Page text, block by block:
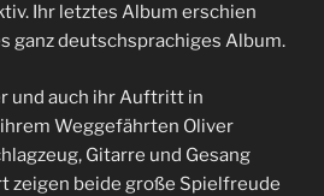
Ihr letztes Album erschien
ganz deutschsprachiges Album.
und auch ihr Auftritt in
Weggefährten Oliver
Gitarre und Gesang
zeigen beide große Spielfreude